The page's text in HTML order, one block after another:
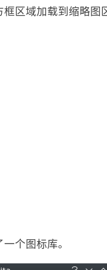
区域加载到缩略图
个图标库。